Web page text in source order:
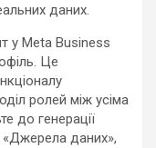
даних.
у Meta Business
Це
ролей між усіма
до генерації
«Джерела даних»,